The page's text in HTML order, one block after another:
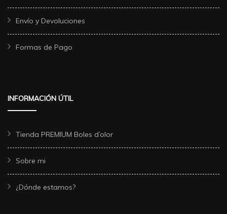
Envío y Devoluciones
Formas de Pago
INFORMACIÓN ÚTIL
Tienda PREMIUM Boles d’olor
Sobre mi
¿Dónde estamos?